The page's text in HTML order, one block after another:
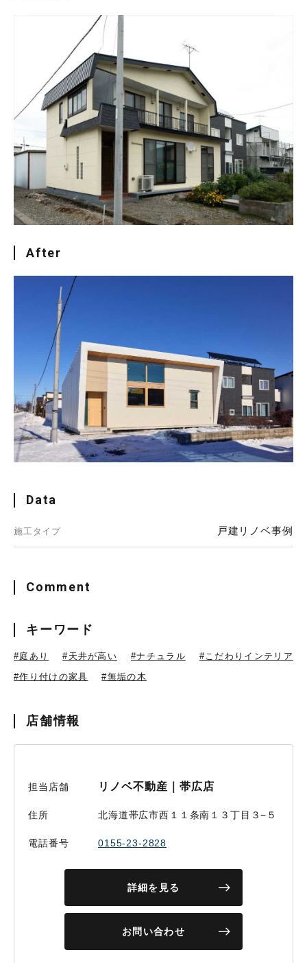
After
Data
施工タイプ 戸建リノベ事例
Comment
キーワード
#庭あり #天井が高い #ナチュラル
#こだわりインテリア
#作り付けの家具
#無垢の木
店舗情報
担当店舗 リノベ不動産｜帯広店
住所 北海道帯広市西１１条南１３丁目３−５
電話番号 0155-23-2828
詳細を見る
お問い合わせ